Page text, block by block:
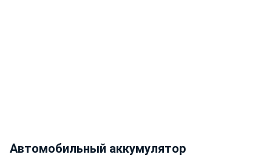
Автомобильный аккумулятор